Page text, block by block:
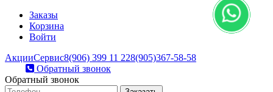
Заказы
Корзина
Войти
АкцииСервис8(906) 399 11 228(905)367-58-58
Обратный звонок
Обратный звонок